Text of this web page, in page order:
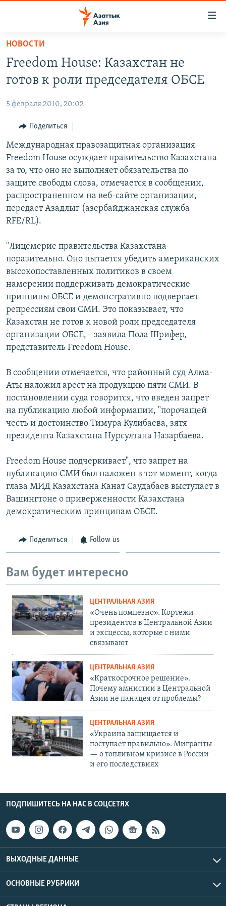
Вернуться
основному
содержанию
навигации
Вернутся
поиску
ЦЕНТРАЛЬНАЯ АЗИЯ
УЗБЕКИСТАН
ТАДЖИКИСТАН
ВОЙНА В УКРАИНЕ
НА ДРУГИХ ЯЗЫКАХ
ҚАЗАҚША
КЫРГЫЗЧА
ТОҶИКӢ
TÜRKMENÇE
Все сайты РСЕ/РС
НОВОСТИ
Freedom House: Казахстан не
готов к роли председателя ОБСЕ
5 февраля 2010, 20:02
Поделиться
Международная правозащитная организация
Freedom House осуждает правительство Казахстана
за то, что оно не выполняет обязательства по
защите свободы слова, отмечается в сообщении,
распространенном на веб-сайте организации,
передает Азадлыг (азербайджанская служба
RFE/RL).
"Лицемерие правительства Казахстана
поразительно. Оно пытается убедить американских
высокопоставленных политиков в своем
намерении поддерживать демократические
принципы ОБСЕ и демонстративно подвергает
репрессиям свои СМИ. Это показывает, что
Казахстан не готов к новой роли председателя
организации ОБСЕ, - заявила Пола Шрифер,
представитель Freedom House.
В сообщении отмечается, что районный суд Алма-
Аты наложил арест на продукцию пяти СМИ. В
постановлении суда говорится, что введен запрет
на публикацию любой информации, "порочащей
честь и достоинство Тимура Кулибаева, зятя
президента Казахстана Нурсултана Назарбаева.
Freedom House подчеркивает", что запрет на
публикацию СМИ был наложен в тот момент, когда
глава МИД Казахстана Канат Саудабаев выступает в
Вашингтоне о приверженности Казахстана
демократическим принципам ОБСЕ.
Поделиться Follow us
Вам будет интересно
ЦЕНТРАЛЬНАЯ АЗИЯ
«Очень помпезно». Кортежи
президентов в Центральной Азии
и эксцессы, которые с ними
связывают
ЦЕНТРАЛЬНАЯ АЗИЯ
«Краткосрочное решение».
Почему амнистии в Центральной
Азии не панацея от проблемы?
ЦЕНТРАЛЬНАЯ АЗИЯ
«Украина защищается и
поступает правильно». Мигранты
— о топливном кризисе в России
и его последствиях
ПОДПИШИТЕСЬ НА НАС В СОЦСЕТЯХ
ВЫХОДНЫЕ ДАННЫЕ
ОСНОВНЫЕ РУБРИКИ